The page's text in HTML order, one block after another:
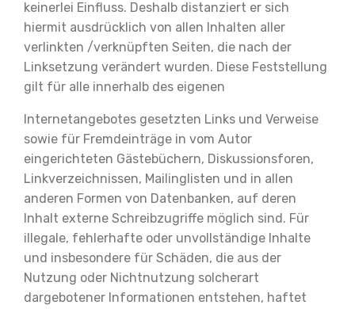
keinerlei Einfluss. Deshalb distanziert er sich
hiermit ausdrücklich von allen Inhalten aller
verlinkten /verknüpften Seiten, die nach der
Linksetzung verändert wurden. Diese Feststellung
gilt für alle innerhalb des eigenen
Internetangebotes gesetzten Links und Verweise
sowie für Fremdeinträge in vom Autor
eingerichteten Gästebüchern, Diskussionsforen,
Linkverzeichnissen, Mailinglisten und in allen
anderen Formen von Datenbanken, auf deren
Inhalt externe Schreibzugriffe möglich sind. Für
illegale, fehlerhafte oder unvollständige Inhalte
und insbesondere für Schäden, die aus der
Nutzung oder Nichtnutzung solcherart
dargebotener Informationen entstehen, haftet